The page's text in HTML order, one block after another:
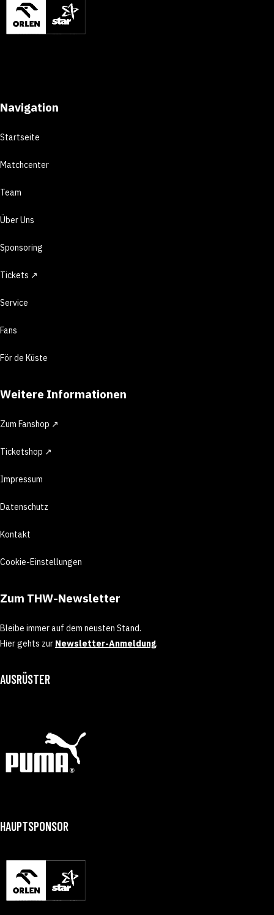
Navigation
Startseite
Matchcenter
Team
Über Uns
Sponsoring
Tickets ↗
Service
Fans
För de Küste
Weitere Informationen
Zum Fanshop ↗
Ticketshop ↗
Impressum
Datenschutz
Kontakt
Cookie-Einstellungen
Zum THW-Newsletter
Bleibe immer auf dem neusten Stand.
Hier gehts zur Newsletter-Anmeldung.
AUSRÜSTER
HAUPTSPONSOR